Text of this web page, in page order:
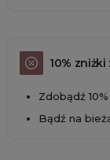
10%
Zdobądź
Bądź na